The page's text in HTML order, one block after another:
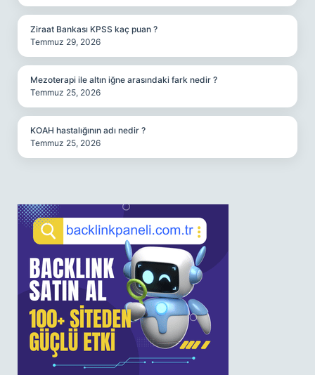
Ziraat Bankası KPSS kaç puan ?
Temmuz 29, 2026
Mezoterapi ile altın iğne arasındaki fark nedir ?
Temmuz 25, 2026
KOAH hastalığının adı nedir ?
Temmuz 25, 2026